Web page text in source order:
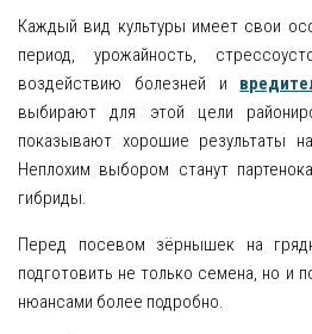
Каждый вид культуры имеет свои
период, урожайность,
воздействию болезней и
выбирают для этой цели
показывают хорошие результаты
Неплохим выбором станут
гибриды.
Перед посевом зёрнышек на
подготовить не только семена, но и
нюансами более подробно.